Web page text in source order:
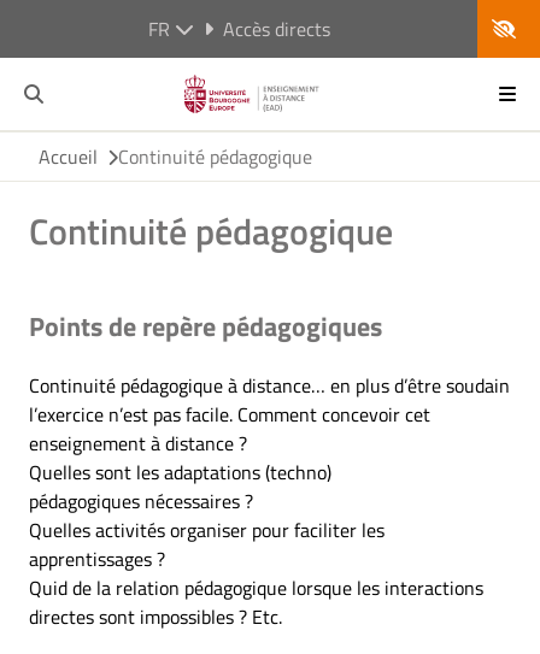
FR Accès directs
Accueil Continuité pédagogique
Continuité pédagogique
Points de repère pédagogiques
Continuité pédagogique à distance… en plus d’être soudain
l’exercice n’est pas facile. Comment concevoir cet
enseignement à distance ?
Quelles sont les adaptations (techno)
pédagogiques nécessaires ?
Quelles activités organiser pour faciliter les
apprentissages ?
Quid de la relation pédagogique lorsque les interactions
directes sont impossibles ? Etc.